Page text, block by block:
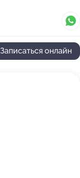
Записаться онлайн